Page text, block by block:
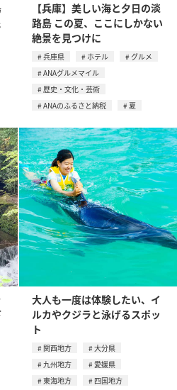
【兵庫】美しい海と夕日の淡
路島 この夏、ここにしかない
絶景を見つけに
兵庫県 ホテル
グルメ
ANAグルメマイル
歴史・文化・芸術
ANAのふるさと納税
夏
大人も一度は体験したい、イ
ルカやクジラと泳げるスポッ
ト
関西地方
大分県
九州地方
愛媛県
東海地方
四国地方